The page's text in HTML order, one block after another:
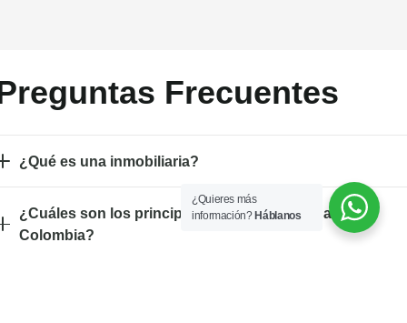
Frecuentes
¿Qué es una inmobiliaria?
¿Cuáles son los principales tipos de vivienda en
Colombia?
¿Quieres más
información? Háblanos